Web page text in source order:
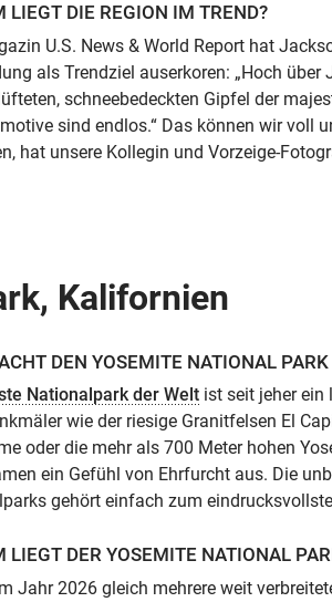
LIEGT DIE REGION IM TREND?
U.S. News & World Report hat
als Trendziel auserkoren: „Hoch
schneebedeckten Gipfel der
sind endlos.“ Das können wir voll
hat unsere Kollegin und Vorzeige-
Kalifornien
DEN YOSEMITE NATIONAL PARK
Nationalpark der Welt ist seit jeher ein
wie der riesige Granitfelsen El
oder die mehr als 700 Meter hohen
ein Gefühl von Ehrfurcht aus. Die
gehört einfach zum
LIEGT DER YOSEMITE NATIONAL
Jahr 2026 gleich mehrere weit